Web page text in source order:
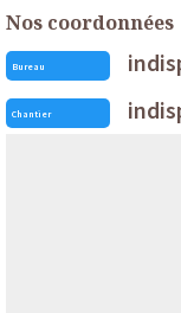
Nos coordonnées
Bureau
Chantier